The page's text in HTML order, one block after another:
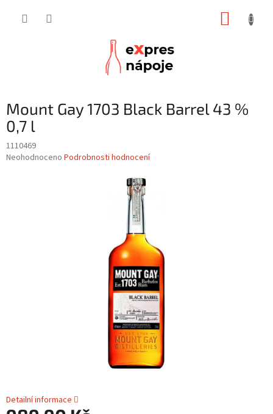
Mount Gay 1703 Black Barrel 43 %
0,7 l
1110469
Průměrné
Neohodnoceno Podrobnosti hodnocení
Detailní informace